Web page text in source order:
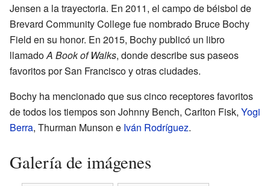
Jensen a la trayectoria. En 2011, el campo de béisbol de
Brevard Community College fue nombrado Bruce Bochy
Field en su honor. En 2015, Bochy publicó un libro
llamadoA Book of Walks, donde describe sus paseos
favoritos por San Francisco y otras ciudades.
Bochy ha mencionado que sus cinco receptores favoritos
de todos los tiempos son Johnny Bench, Carlton Fisk, Yogi
Berra, Thurman Munson e Iván Rodríguez.
Galería de imágenes